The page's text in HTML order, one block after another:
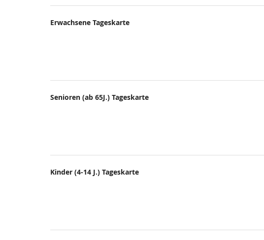
Produkte
Erwachsene Tageskarte
Senioren (ab 65J.) Tageskarte
Kinder (4-14 J.) Tageskarte